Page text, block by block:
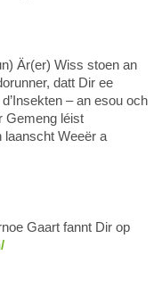
Är(er) Wiss stoen an
datt Dir ee
– an esou och
Gemeng léist
laanscht Weeër a
Gaart fannt Dir op